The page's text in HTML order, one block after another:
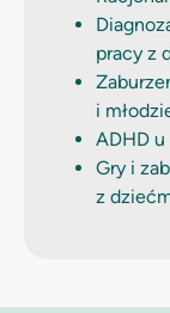
pracy z
i
ADHD
Gry i
z